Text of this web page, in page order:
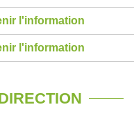
l'information
l'information